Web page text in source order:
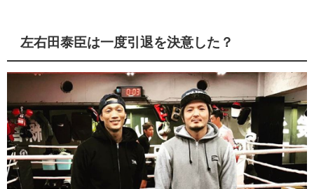
左右田泰臣は一度引退を決意した？